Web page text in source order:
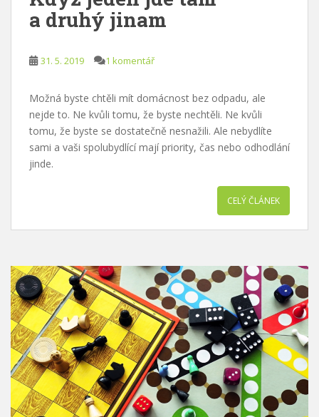
a druhý jinam
31. 5. 2019 1 komentář
Možná byste chtěli mít domácnost bez odpadu, ale
nejde to. Ne kvůli tomu, že byste nechtěli. Ne kvůli
tomu, že byste se dostatečně nesnažili. Ale nebydlíte
sami a vaši spolubydlící mají priority, čas nebo odhodlání
jinde.
CELÝ ČLÁNEK